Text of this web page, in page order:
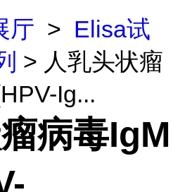
厅 > Elisa试
> 人乳头状瘤
Ig...
病毒IgM